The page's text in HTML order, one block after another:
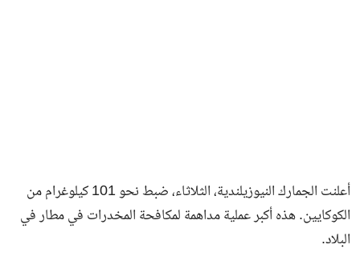
أعلنت الجمارك النيوزيلندية، الثلاثاء، ضبط نحو 101 كيلوغرام من
الكوكايين. هذه أكبر عملية مداهمة لمكافحة المخدرات في مطار في
البلاد.